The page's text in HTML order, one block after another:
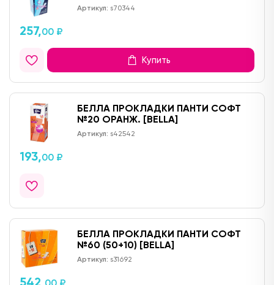
Артикул: s70344
257,00 ₽
Купить
БЕЛЛА ПРОКЛАДКИ ПАНТИ СОФТ
№20 ОРАНЖ. [BELLA]
Артикул: s42542
193,00 ₽
БЕЛЛА ПРОКЛАДКИ ПАНТИ СОФТ
№60 (50+10) [BELLA]
Артикул: s31692
542,